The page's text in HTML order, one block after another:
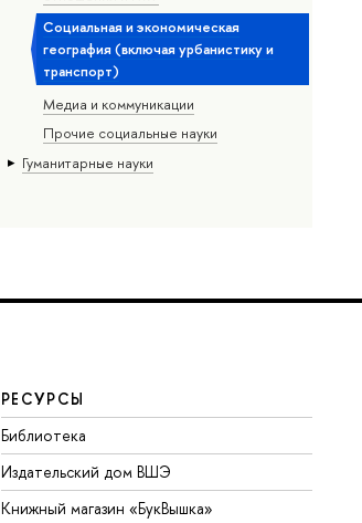
Социальная и экономическая
география (включая урбанистику и
транспорт)
Медиа и коммуникации
Прочие социальные науки
Гуманитарные науки
РЕСУРСЫ
Библиотека
Издательский дом ВШЭ
Книжный магазин «БукВышка»